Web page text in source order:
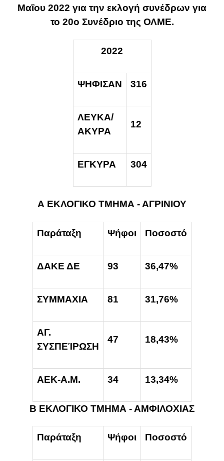
Μαΐου 2022 για την εκλογή συνέδρων για
το 20ο Συνέδριο της ΟΛΜΕ.
2022
ΨΗΦΙΣΑΝ 316
ΛΕΥΚΑ/
ΑΚΥΡΑ
12
ΕΓΚΥΡΑ 304
Α ΕΚΛΟΓΙΚΟ ΤΜΗΜΑ - ΑΓΡΙΝΙΟΥ
Παράταξη Ψήφοι Ποσοστό
ΔΑΚΕ ΔΕ 93 36,47%
ΣΥΜΜΑΧΙΑ 81 31,76%
ΑΓ.
ΣΥΣΠΕΊΡΩΣΗ
47 18,43%
ΑΕΚ-Α.Μ. 34 13,34%
Β ΕΚΛΟΓΙΚΟ ΤΜΗΜΑ - ΑΜΦΙΛΟΧΙΑΣ
Παράταξη Ψήφοι Ποσοστό